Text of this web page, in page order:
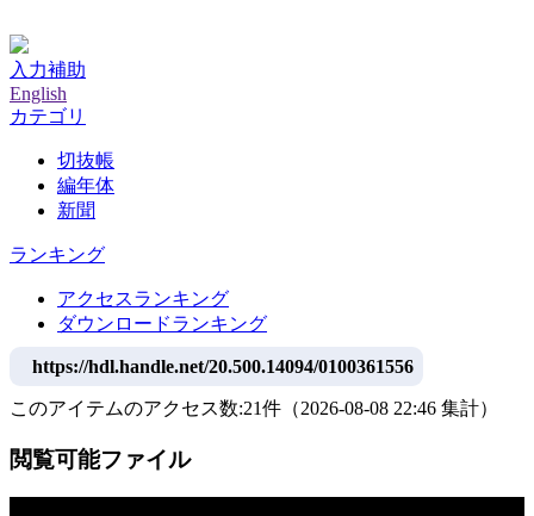
入力補助
English
カテゴリ
切抜帳
編年体
新聞
ランキング
アクセスランキング
ダウンロードランキング
https://hdl.handle.net/20.500.14094/0100361556
このアイテムのアクセス数:21件 （2026-08-08 22:46 集計）
閲覧可能ファイル